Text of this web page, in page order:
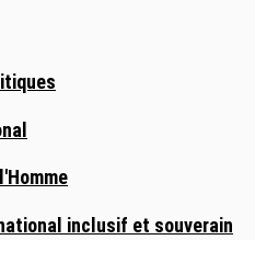
inclusif et souverain